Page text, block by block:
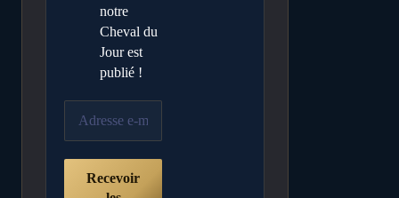
notre
Cheval du
Jour est
publié !